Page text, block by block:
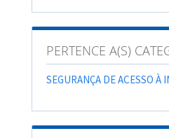
PERTENCE A(S)
SEGURANÇA DE ACESSO À